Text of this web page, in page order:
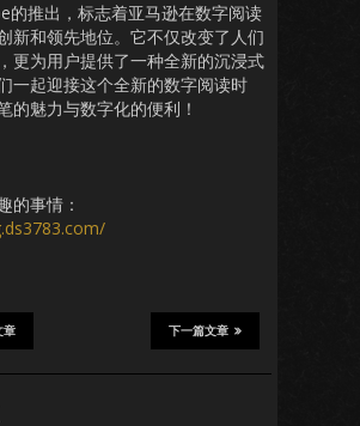
的推出，标志着亚马逊在数字阅读
新和领先地位。它不仅改变了人们
更为用户提供了一种全新的沉浸式
一起迎接这个全新的数字阅读时
的魅力与数字化的便利！
的事情：
下一篇文章
章